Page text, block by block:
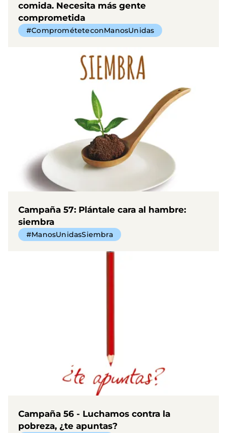
comida. Necesita más gente
comprometida
#ComprométeteconManosUnidas
Campaña 57: Plántale cara al hambre:
siembra
#ManosUnidasSiembra
Campaña 56 - Luchamos contra la
pobreza, ¿te apuntas?